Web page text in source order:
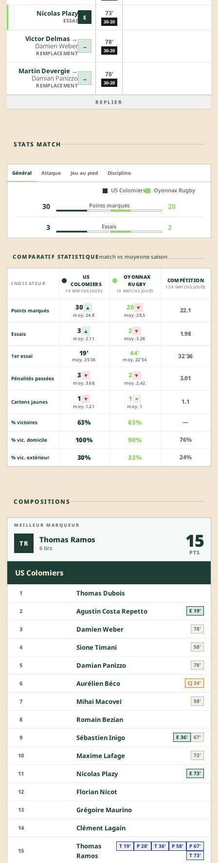
E
Nicolas Plazy
ESSAI
73'
30-20
↔
Victor Delmas →︎
Damien Weber
REMPLACEMENT
78'
30-20
↔
Martin Devergie →︎
Damian Panizzo
REMPLACEMENT
78'
30-20
REPLIER
STATS MATCH
Général Attaque Jeu au pied Discipline
US Colomiers Oyonnax Rugby
30 Points marqués 20
3 Essais 2
COMPARATIF STATISTIQUEmatch vs moyenne saison
INDICATEUR
US
COLOMIERS
19 MATCHS JOUÉS
OYONNAX
RUGBY
19 MATCHS JOUÉS
COMPÉTITION
158 MATCHS JOUÉS
Points marqués 30 ▲
moy. 24.8
20 ▼
moy. 28.5
22.1
Essais 3 ▲
moy. 2.11
2 ▼
moy. 3.26
1.98
1er essai 19'
moy. 35'36
44'
moy. 22'54 32'36
Pénalités passées 3 ▼
moy. 3.68
2 ▼
moy. 2.42
3.01
Cartons jaunes 1 ▼
moy. 1.21
1 =
moy. 1
1.1
% victoires 63% 63% —
% vic. domicile 100% 90% 76%
% vic. extérieur 30% 33% 24%
COMPOSITIONS
MEILLEUR MARQUEUR
TR Thomas Ramos
6 tirs 15
PTS
US Colomiers
1 Thomas Dubois
2 Agustin Costa Repetto E 19'
3 Damien Weber 78'
4 Sione Timani 58'
5 Damian Panizzo 78'
6 Aurélien Béco CJ 34'
7 Mihai Macovei 58'
8 Romain Bezian
9 Sébastien Inigo E 36' 67'
10 Maxime Lafage 72'
11 Nicolas Plazy E 73'
12 Florian Nicot
13 Grégoire Maurino
14 Clément Lagain
15
Thomas
Ramos
T 19' P 28' T 36' P 58'
P 67'
T 73'